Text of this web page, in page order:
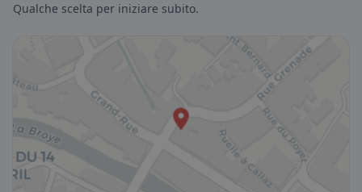
Qualche scelta per iniziare subito.